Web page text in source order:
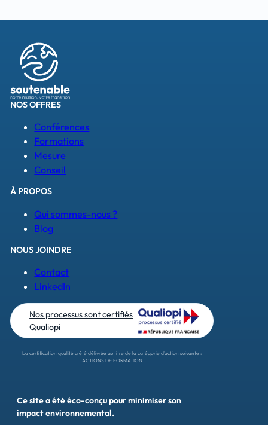
NOS OFFRES
Conférences
Formations
Mesure
Conseil
À PROPOS
Qui sommes-nous ?
Blog
NOUS JOINDRE
Contact
LinkedIn
Nos processus sont certifiés
Qualiopi
La certification qualité a été délivrée au titre de la catégorie d'action suivante :
ACTIONS DE FORMATION
Ce site a été éco-conçu pour minimiser son
impact environnemental.